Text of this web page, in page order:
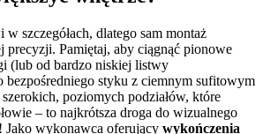
szczegółach, dlatego sam montaż
precyzji. Pamiętaj, aby ciągnąć pionowe
(lub od bardzo niskiej listwy
bezpośredniego styku z ciemnym sufitowym
poziomych podziałów, które
– to najkrótsza droga do wizualnego
Jako wykonawca oferujący wykończenia